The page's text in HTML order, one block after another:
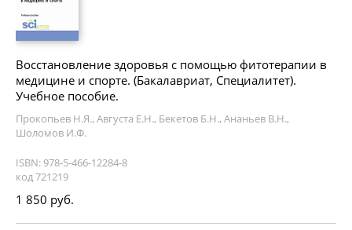
Восстановление здоровья с помощью фитотерапии в
медицине и спорте. (Бакалавриат, Специалитет).
Учебное пособие.
Прокопьев Н.Я., Августа Е.Н., Бекетов Б.Н., Ананьев В.Н.,
Шоломов И.Ф.
ISBN: 978-5-466-12284-8
код 721219
1 850 руб.